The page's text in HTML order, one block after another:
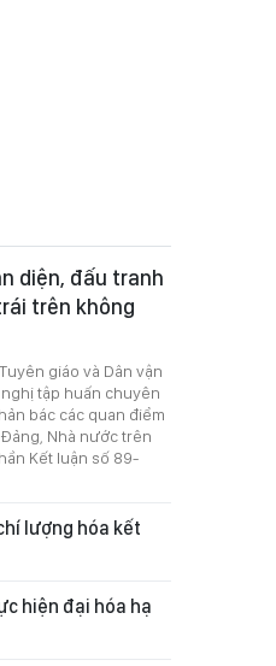
diện, đấu tranh
trên không
giáo và Dân vận
tập huấn chuyên
bác các quan điểm
Nhà nước trên
Kết luận số 89-
lượng hóa kết
hiện đại hóa hạ